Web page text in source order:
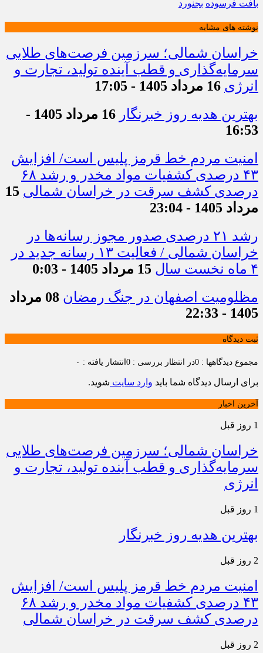
بافت فرسوده بجنورد
نوشته های مشابه
خراسان شمالی؛ سرزمین فرصت‌های طلایی
سرمایه‌گذاری و قطب آینده تولید، تجارت و
انرژی 16 مرداد 1405 - 17:05
بهترین هدیه روز خبرنگار
16 مرداد 1405 -
16:53
امنیت مردم خط قرمز پلیس است/ افزایش
۴۳ درصدی کشفیات مواد مخدر و رشد ۶۸
درصدی کشف سرقت در خراسان شمالی 15
مرداد 1405 - 23:04
رشد ۲۱ درصدی صدور مجوز رسانه‌ها در
خراسان شمالی / فعالیت ۱۳ رسانه جدید در
۴ ماه نخست سال
15 مرداد 1405 - 0:03
مظلومیت اصفهان در جنگ رمضان
08 مرداد
1405 - 22:33
ثبت دیدگاه
مجموع دیدگاهها : 0 در انتظار بررسی : 0 انتشار یافته : ۰
برای ارسال دیدگاه شما باید وارد سایت شوید.
آخرین اخبار
1 روز قبل
خراسان شمالی؛ سرزمین فرصت‌های طلایی
سرمایه‌گذاری و قطب آینده تولید، تجارت و
انرژی
1 روز قبل
بهترین هدیه روز خبرنگار
2 روز قبل
امنیت مردم خط قرمز پلیس است/ افزایش
۴۳ درصدی کشفیات مواد مخدر و رشد ۶۸
درصدی کشف سرقت در خراسان شمالی
2 روز قبل